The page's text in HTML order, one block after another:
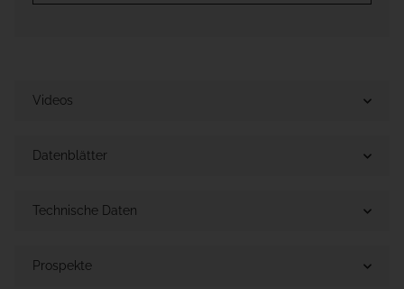
Videos
Datenblätter
Technische Daten
Prospekte